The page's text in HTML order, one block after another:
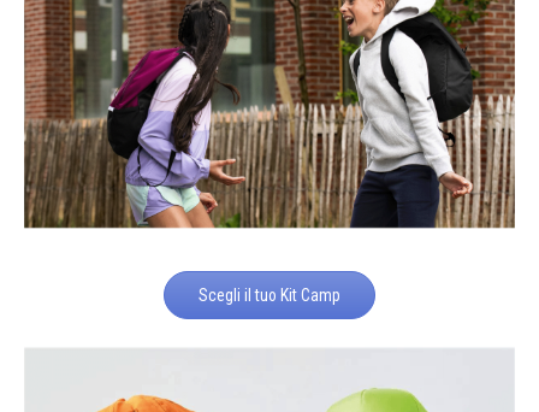
Scegli il tuo Kit Camp